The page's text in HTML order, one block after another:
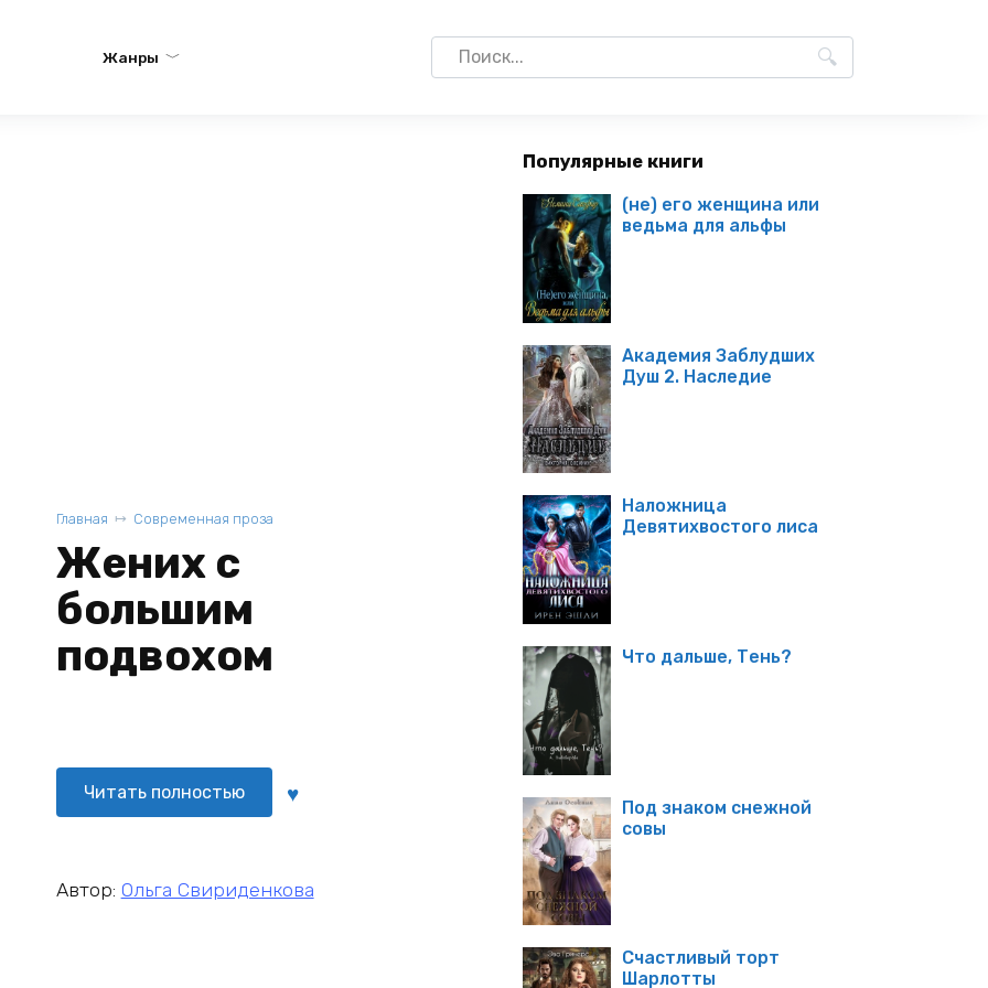
Жанры
Search
for:
Главная Современная проза
Жених с
большим
подвохом
Читать полностью
Автор: Ольга Свириденкова
Популярные книги
(не) его женщина или
ведьма для альфы
Академия Заблудших
Душ 2. Наследие
Наложница
Девятихвостого лиса
Что дальше, Тень?
Под знаком снежной
совы
Счастливый торт
Шарлотты